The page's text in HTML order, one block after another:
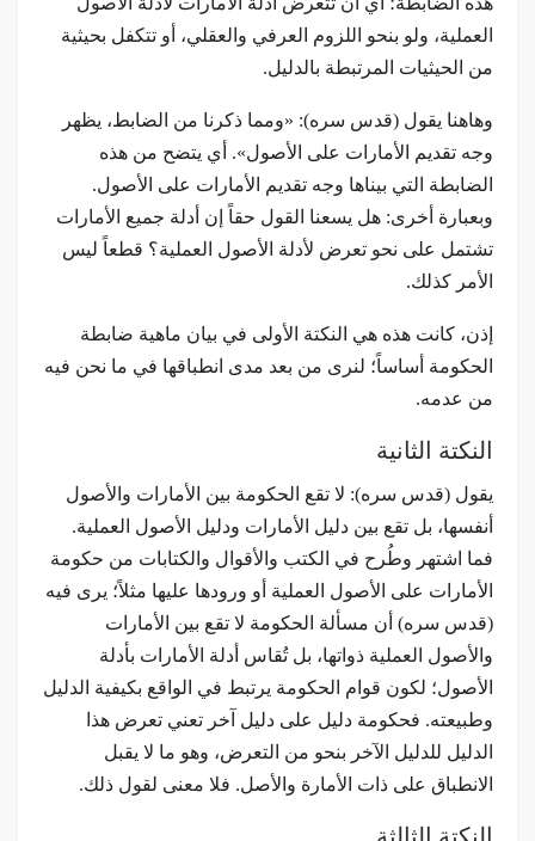
العملية، ولو بنحو اللزوم العرفي والعقلي، أو تتكفل بحيثية
من الحيثيات المرتبطة بالدليل.
وهاهنا يقول (قدس سره): «ومما ذكرنا من الضابط، يظهر
وجه تقديم الأمارات على الأصول». أي يتضح من هذه
الضابطة التي بيناها وجه تقديم الأمارات على الأصول.
وبعبارة أخرى: هل يسعنا القول حقاً إن أدلة جميع الأمارات
تشتمل على نحو تعرض لأدلة الأصول العملية؟ قطعاً ليس
الأمر كذلك.
إذن، كانت هذه هي النكتة الأولى في بيان ماهية ضابطة
الحكومة أساساً؛ لنرى من بعد مدى انطباقها في ما نحن فيه
من عدمه.
النكتة الثانية
يقول (قدس سره): لا تقع الحكومة بين الأمارات والأصول
أنفسها، بل تقع بين دليل الأمارات ودليل الأصول العملية.
فما اشتهر وطُرح في الكتب والأقوال والكتابات من حكومة
الأمارات على الأصول العملية أو ورودها عليها مثلاً؛ يرى فيه
(قدس سره) أن مسألة الحكومة لا تقع بين الأمارات
والأصول العملية ذواتها، بل تُقاس أدلة الأمارات بأدلة
الأصول؛ لكون قوام الحكومة يرتبط في الواقع بكيفية الدليل
وطبيعته. فحكومة دليل على دليل آخر تعني تعرض هذا
الدليل للدليل الآخر بنحو من التعرض، وهو ما لا يقبل
الانطباق على ذات الأمارة والأصل. فلا معنى لقول ذلك.